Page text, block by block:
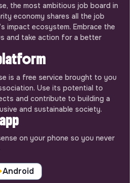
the most ambitious job board in
economy shares all the job
impact ecosystem. Embrace the
and take action for a better
is a free service brought to you
Use its potential to
and contribute to building a
and sustainable society.
on your phone so you never
Android